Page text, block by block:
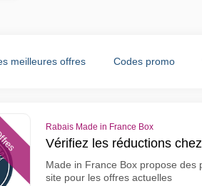
meilleures offres Codes promo
Rabais Made in France Box
Vérifiez les réductions
Made in France Box propose des
site pour les offres actuelles